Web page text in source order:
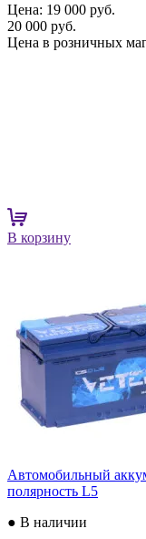
Цена: 19 000 руб.
20 000 руб.
Цена в розничных
В корзину
Автомобильный
полярность L5
● В наличии